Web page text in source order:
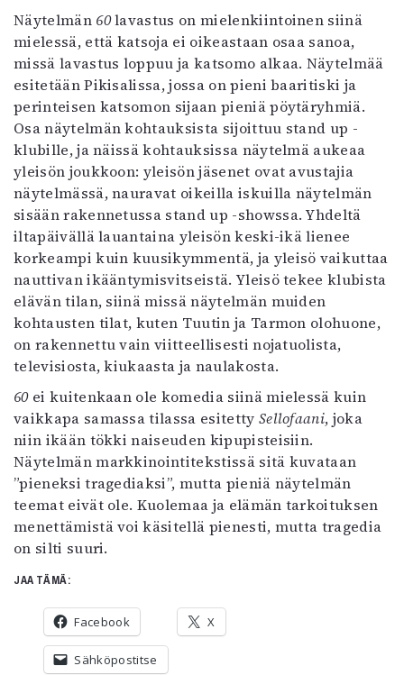
Näytelmän 60lavastus on mielenkiintoinen siinä
mielessä, että katsoja ei oikeastaan osaa sanoa,
missä lavastus loppuu ja katsomo alkaa. Näytelmää
esitetään Pikisalissa, jossa on pieni baaritiski ja
perinteisen katsomon sijaan pieniä pöytäryhmiä.
Osa näytelmän kohtauksista sijoittuu stand up -
klubille, ja näissä kohtauksissa näytelmä aukeaa
yleisön joukkoon: yleisön jäsenet ovat avustajia
näytelmässä, nauravat oikeilla iskuilla näytelmän
sisään rakennetussa stand up -showssa. Yhdeltä
iltapäivällä lauantaina yleisön keski-ikä lienee
korkeampi kuin kuusikymmentä, ja yleisö vaikuttaa
nauttivan ikääntymisvitseistä. Yleisö tekee klubista
elävän tilan, siinä missä näytelmän muiden
kohtausten tilat, kuten Tuutin ja Tarmon olohuone,
on rakennettu vain viitteellisesti nojatuolista,
televisiosta, kiukaasta ja naulakosta.
60 ei kuitenkaan ole komedia siinä mielessä kuin
vaikkapa samassa tilassa esitetty Sellofaani, joka
niin ikään tökki naiseuden kipupisteisiin.
Näytelmän markkinointitekstissä sitä kuvataan
”pieneksi tragediaksi”, mutta pieniä näytelmän
teemat eivät ole. Kuolemaa ja elämän tarkoituksen
menettämistä voi käsitellä pienesti, mutta tragedia
on silti suuri.
JAA TÄMÄ:
Facebook X
Sähköpostitse